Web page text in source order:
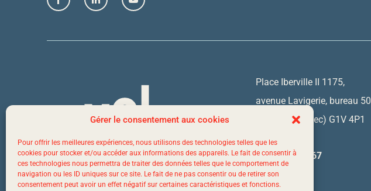
Gérer le consentement aux cookies
Pour offrir les meilleures expériences, nous utilisons des technologies telles que les
cookies pour stocker et/ou accéder aux informations des appareils. Le fait de consentir à
ces technologies nous permettra de traiter des données telles que le comportement de
navigation ou les ID uniques sur ce site. Le fait de ne pas consentir ou de retirer son
consentement peut avoir un effet négatif sur certaines caractéristiques et fonctions.
Place Iberville II 1175,
avenue Lavigerie, bureau 50
Québec (Québec) G1V 4P1
1 844 523-7767